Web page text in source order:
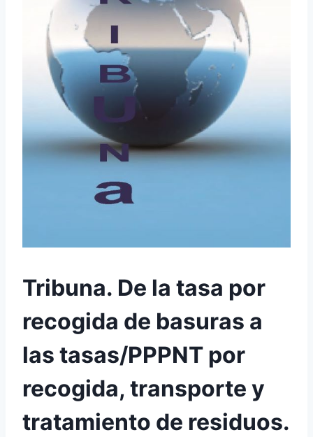
Tribuna. De la tasa por
recogida de basuras a
las tasas/PPPNT por
recogida, transporte y
tratamiento de residuos.